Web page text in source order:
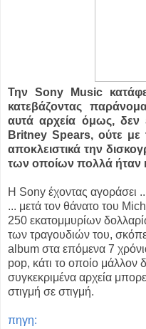
Την Sony Music
κατεβάζoντας
αυτά αρχεία όμως, δεν
Britney Spears, ούτε
αποκλειστικά την
των οποίων πολλά ήταν
Η Sony έχοντας αγοράσει
... μετά τον θάνατο του
250 εκατομμυρίων
των τραγουδιών του,
album στα επόμενα 7
pop, κάτι το οποίο μάλλον
συγκεκριμένα αρχεία
στιγμή σε στιγμή.
πηγη: